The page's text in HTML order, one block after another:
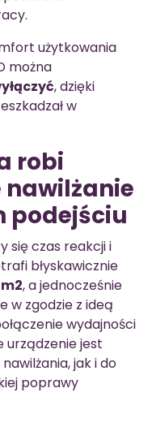
użytkowania
można
, dzięki
w
robi
nawilżanie
podejściu
się czas reakcji i
błyskawicznie
, a jednocześnie
w zgodzie z ideą
wydajności
urządzenie jest
jak i do
poprawy